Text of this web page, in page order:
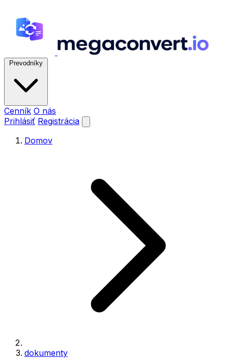
Prevodníky
Cenník O nás
Prihlásiť Registrácia
Domov
dokumenty